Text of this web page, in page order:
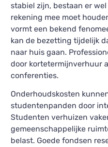
stabiel zijn, bestaan er wel
rekening mee moet
vormt een bekend
kan de bezetting tijdelijk
naar huis gaan.
door kortetermijnverhuur
conferenties.
Onderhoudskosten
studentenpanden door
Studenten verhuizen
gemeenschappelijke
belast. Goede fondsen